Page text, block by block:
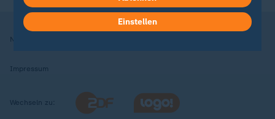
Nutzungsbedingungen
Impressum
Wechseln zu:
Hier findest du das Impressum.
Weitere Informationen findest du in unserer
Einstellen